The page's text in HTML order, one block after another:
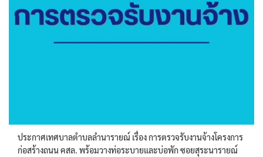
ประกาศเทศบาลตำบลลำนารายณ์ เรื่อง การตรวจรับงานจ้างโครงการ
ก่อสร้างถนน คสล. พร้อมวางท่อระบายและบ่อพัก ซอยสุระนารายณ์